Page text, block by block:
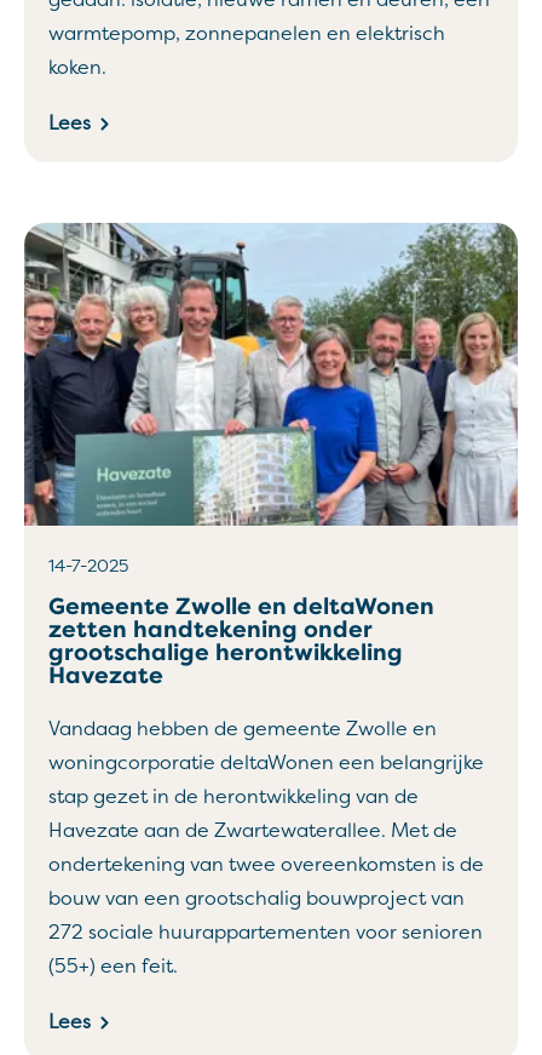
warmtepomp, zonnepanelen en elektrisch
koken.
Lees
Gemeente Zwolle en deltaWonen
zetten handtekening onder
grootschalige herontwikkeling
Havezate
14-7-2025
Vandaag hebben de gemeente Zwolle en
woningcorporatie deltaWonen een belangrijke
stap gezet in de herontwikkeling van de
Havezate aan de Zwartewaterallee. Met de
ondertekening van twee overeenkomsten is de
bouw van een grootschalig bouwproject van
272 sociale huurappartementen voor senioren
(55+) een feit.
Lees